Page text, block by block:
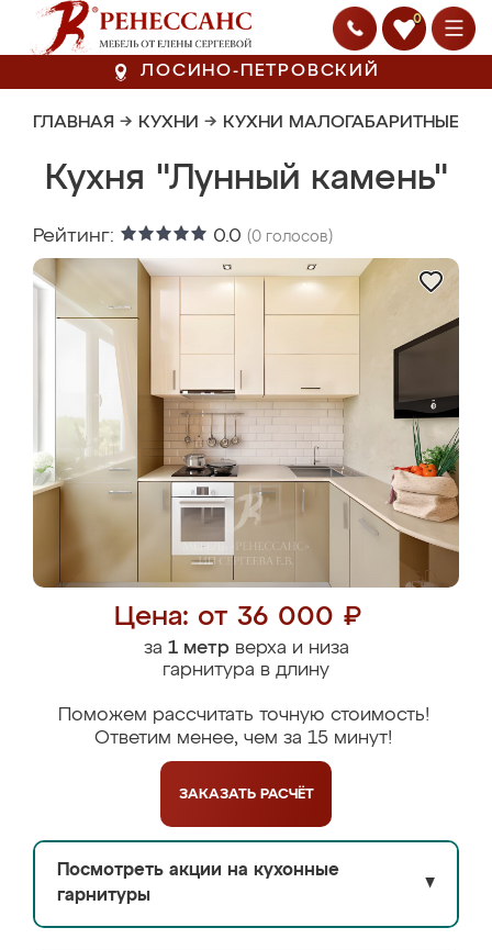
0
ЛОСИНО-ПЕТРОВСКИЙ
ГЛАВНАЯ → КУХНИ → КУХНИ МАЛОГАБАРИТНЫЕ
Кухня "Лунный камень"
Рейтинг: 0.0 (0 голосов)
Цена: от 36 000 ₽
за 1 метрверха и низа
гарнитура в длину
Поможем рассчитать точную стоимость!
Ответим менее, чем за 15 минут!
ЗАКАЗАТЬ РАСЧЁТ
Посмотреть акции на кухонные
гарнитуры
▼